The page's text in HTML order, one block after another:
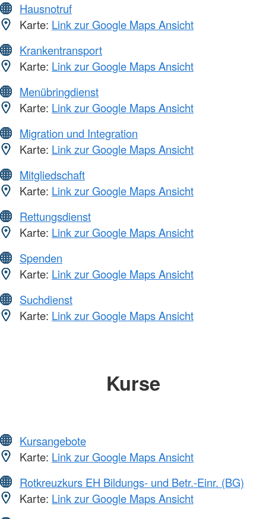
Hausnotruf
Karte: Link zur Google Maps Ansicht
Krankentransport
Karte: Link zur Google Maps Ansicht
Menübringdienst
Karte: Link zur Google Maps Ansicht
Migration und Integration
Karte: Link zur Google Maps Ansicht
Mitgliedschaft
Karte: Link zur Google Maps Ansicht
Rettungsdienst
Karte: Link zur Google Maps Ansicht
Spenden
Karte: Link zur Google Maps Ansicht
Suchdienst
Karte: Link zur Google Maps Ansicht
Kurse
Kursangebote
Karte: Link zur Google Maps Ansicht
Rotkreuzkurs EH Bildungs- und Betr.-Einr. (BG)
Karte: Link zur Google Maps Ansicht